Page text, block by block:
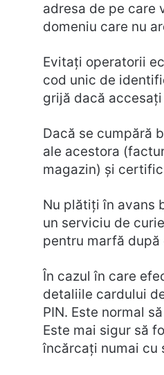
adresa de pe care
domeniu care nu
Evitaţi operatorii
cod unic de
grijă dacă
Dacă se cumpără
ale acestora
magazin) şi
Nu plătiţi în avans
un serviciu de
pentru marfă
În cazul în care
detaliile cardului
PIN. Este normal
Este mai sigur să
încărcaţi numai cu